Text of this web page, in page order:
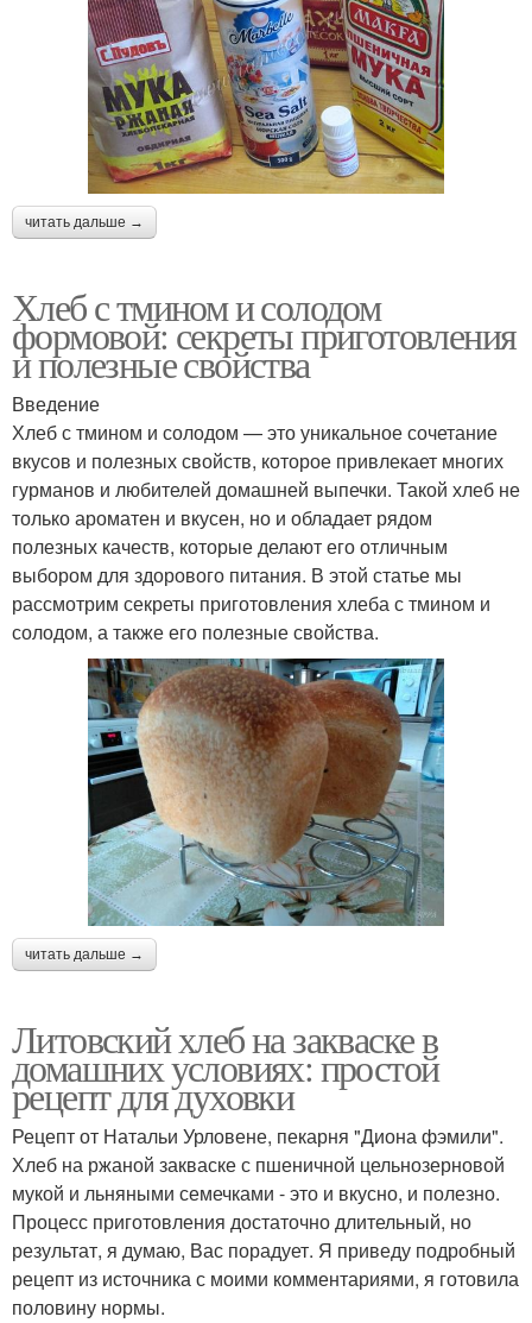
читать дальше →
Хлеб с тмином и солодом
формовой: секреты приготовления
и полезные свойства
Введение
Хлеб с тмином и солодом — это уникальное сочетание
вкусов и полезных свойств, которое привлекает многих
гурманов и любителей домашней выпечки. Такой хлеб не
только ароматен и вкусен, но и обладает рядом
полезных качеств, которые делают его отличным
выбором для здорового питания. В этой статье мы
рассмотрим секреты приготовления хлеба с тмином и
солодом, а также его полезные свойства.
читать дальше →
Литовский хлеб на закваске в
домашних условиях: простой
рецепт для духовки
Рецепт от Натальи Урловене, пекарня "Диона фэмили".
Хлеб на ржаной закваске с пшеничной цельнозерновой
мукой и льняными семечками - это и вкусно, и полезно.
Процесс приготовления достаточно длительный, но
результат, я думаю, Вас порадует. Я приведу подробный
рецепт из источника с моими комментариями, я готовила
половину нормы.